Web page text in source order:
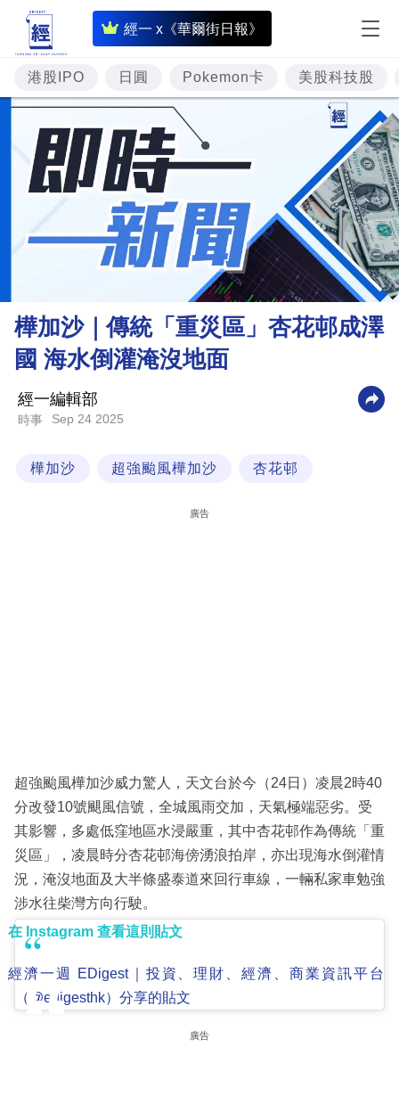
經一 x《華爾街日報》
即
時
財
經
專
題
投
資
樓
市
財
商
科
區
港股IPO 日圓 Pokemon卡 美股科技股
樺加沙｜傳統「重災區」杏花邨成澤
國 海水倒灌淹沒地面
經一編輯部
時事 Sep 24 2025
樺加沙 超強颱風樺加沙 杏花邨
廣告
超強颱風樺加沙威力驚人，天文台於今（24日）凌晨2時40
分改發10號颶風信號，全城風雨交加，天氣極端惡劣。受
其影響，多處低窪地區水浸嚴重，其中杏花邨作為傳統「重
災區」，凌晨時分杏花邨海傍湧浪拍岸，亦出現海水倒灌情
況，淹沒地面及大半條盛泰道來回行車線，一輛私家車勉強
涉水往柴灣方向行駛。
在 Instagram 查看這則貼文
經濟一週 EDigest｜投資、理財、經濟、商業資訊平台
（@edigesthk）分享的貼文
廣告